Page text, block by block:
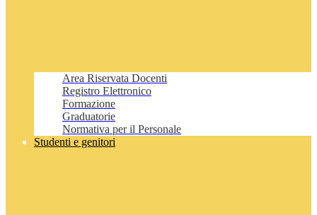
Area Riservata Docenti
Registro Elettronico
Formazione
Graduatorie
Normativa per il Personale
Studenti e genitori